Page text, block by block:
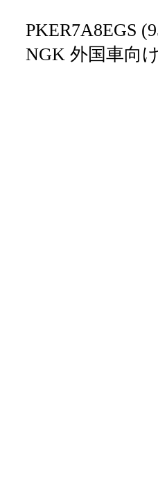
PKER7A8EGS
NGK 外国車向